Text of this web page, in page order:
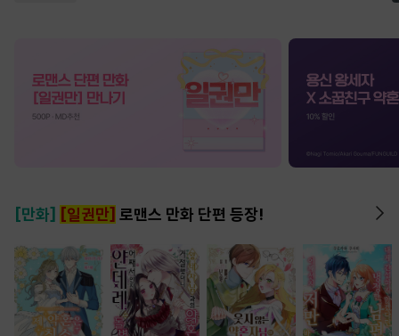
[만화] [일권만] 로맨스 만화 단편 등장!